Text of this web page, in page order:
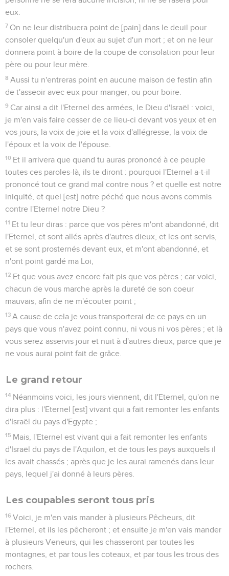
eux.
7 On ne leur distribuera point de [pain] dans le deuil pour
consoler quelqu'un d'eux au sujet d'un mort ; et on ne leur
donnera point à boire de la coupe de consolation pour leur
père ou pour leur mère.
8 Aussi tu n'entreras point en aucune maison de festin afin
de t'asseoir avec eux pour manger, ou pour boire.
9 Car ainsi a dit l'Eternel des armées, le Dieu d'Israël : voici,
je m'en vais faire cesser de ce lieu-ci devant vos yeux et en
vos jours, la voix de joie et la voix d'allégresse, la voix de
l'époux et la voix de l'épouse.
10 Et il arrivera que quand tu auras prononcé à ce peuple
toutes ces paroles-là, ils te diront : pourquoi l'Eternel a-t-il
prononcé tout ce grand mal contre nous ? et quelle est notre
iniquité, et quel [est] notre péché que nous avons commis
contre l'Eternel notre Dieu ?
11 Et tu leur diras : parce que vos pères m'ont abandonné, dit
l'Eternel, et sont allés après d'autres dieux, et les ont servis,
et se sont prosternés devant eux, et m'ont abandonné, et
n'ont point gardé ma Loi,
12 Et que vous avez encore fait pis que vos pères ; car voici,
chacun de vous marche après la dureté de son coeur
mauvais, afin de ne m'écouter point ;
13 A cause de cela je vous transporterai de ce pays en un
pays que vous n'avez point connu, ni vous ni vos pères ; et là
vous serez asservis jour et nuit à d'autres dieux, parce que je
ne vous aurai point fait de grâce.
Le grand retour
14 Néanmoins voici, les jours viennent, dit l'Eternel, qu'on ne
dira plus : l'Eternel [est] vivant qui a fait remonter les enfants
d'Israël du pays d'Egypte ;
15 Mais, l'Eternel est vivant qui a fait remonter les enfants
d'Israël du pays de l'Aquilon, et de tous les pays auxquels il
les avait chassés ; après que je les aurai ramenés dans leur
pays, lequel j'ai donné à leurs pères.
Les coupables seront tous pris
16 Voici, je m'en vais mander à plusieurs Pêcheurs, dit
l'Eternel, et ils les pêcheront ; et ensuite je m'en vais mander
à plusieurs Veneurs, qui les chasseront par toutes les
montagnes, et par tous les coteaux, et par tous les trous des
rochers.